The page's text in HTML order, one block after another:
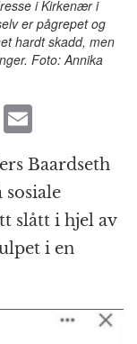
i Kirkenær i
er pågrepet og
hardt skadd, men
Foto: Annika
P
m
ai
l
Baardseth
slått i hjel av
i en